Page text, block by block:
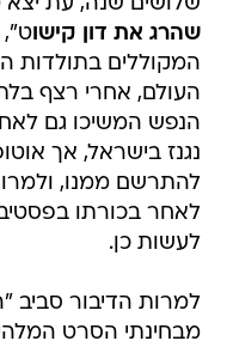
שהרג את דון קישו
המקוללים בתולדות
העולם, אחרי רצף
הנפש המשיכו גם
נגנז בישראל, אך
להתרשם ממנו,
לאחר בכורתו
לעשות כן.
למרות הדיבור סביב
מבחינתי הסרט